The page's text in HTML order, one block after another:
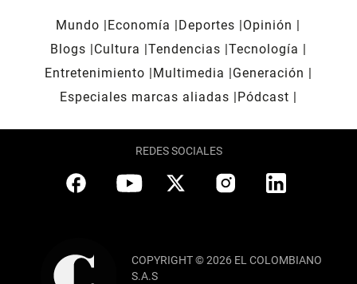
Mundo Economía Deportes
Opinión
Blogs
Cultura Tendencias Tecnología
Entretenimiento
Multimedia
Generación
Especiales marcas aliadas
Pódcast
REDES SOCIALES
COPYRIGHT © 2026 EL COLOMBIANO
S.A.S